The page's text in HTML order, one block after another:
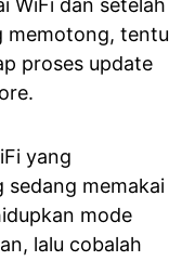
WiFi dan setelah
memotong, tentu
proses update
yang
sedang memakai
mode
lalu cobalah